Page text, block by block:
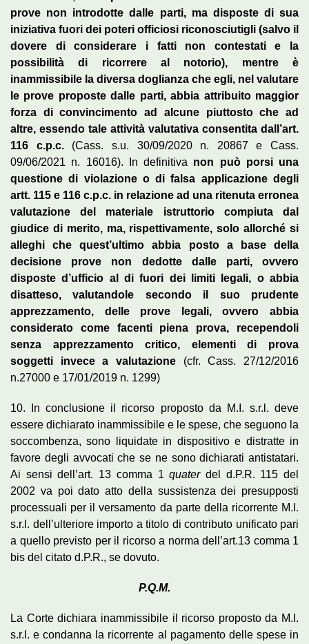
prove non introdottedalle parti, ma disposte di sua
iniziativa fuori dei poteri officiosi riconosciutigli (salvo il
dovere di considerare i fatti non contestati e la
possibilità di ricorrere al notorio), mentre è
inammissibile la diversa doglianza che egli, nel valutare
le prove proposte dalle parti, abbia attribuito maggior
forza di convincimento ad alcune piuttosto che ad
altre, essendo tale attività valutativa consentita dall’art.
116 c.p.c.(Cass. s.u. 30/09/2020 n. 20867 e Cass.
09/06/2021 n. 16016). In definitiva non può porsi una
questione di violazione o di falsa applicazione degli
artt. 115 e 116 c.p.c. in relazione ad una ritenuta erronea
valutazione del materiale istruttorio compiuta dal
giudice di merito, ma, rispettivamente, solo allorché si
alleghi che quest’ultimo abbia posto a base della
decisione prove non dedotte dalle parti, ovvero
disposte d’ufficio al di fuori dei limiti legali, o abbia
disatteso, valutandole secondo il suo prudente
apprezzamento, delle prove legali, ovvero abbia
considerato come facenti piena prova, recependoli
senza apprezzamento critico, elementi di prova
soggetti invece a valutazione (cfr. Cass. 27/12/2016
n.27000 e 17/01/2019 n. 1299)
10. In conclusione il ricorso proposto da M.I. s.r.l. deve
essere dichiarato inammissibile e le spese, che seguono la
soccombenza, sono liquidate in dispositivo e distratte in
favore degli avvocati che se ne sono dichiarati antistatari.
Ai sensi dell’art. 13 comma 1quater del d.P.R. 115 del
2002 va poi dato atto della sussistenza dei presupposti
processuali per il versamento da parte della ricorrente M.I.
s.r.l. dell’ulteriore importo a titolo di contributo unificato pari
a quello previsto per il ricorso a norma dell’art.13 comma 1
bis del citato d.P.R., se dovuto.
P.Q.M.
La Corte dichiara inammissibile il ricorso proposto da M.I.
s.r.l. e condanna la ricorrente al pagamento delle spese in